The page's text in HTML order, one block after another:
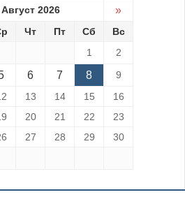
Август 2026 »
Чт Пт Сб
Вс
1
2
6 7 8
9
13 14 15
16
20 21 22
23
27 28 29
30